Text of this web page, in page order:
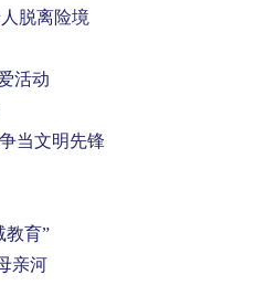
脱离险境
活动
当文明先锋
教育”
亲河